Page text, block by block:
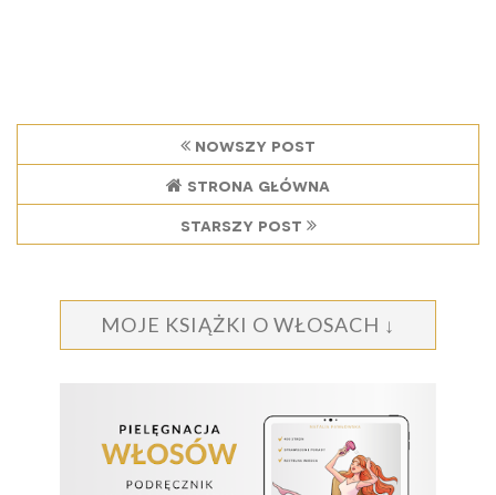
nowszy post
strona główna
starszy post
MOJE KSIĄŻKI O WŁOSACH ↓